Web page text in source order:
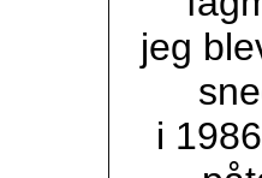
jeg
i